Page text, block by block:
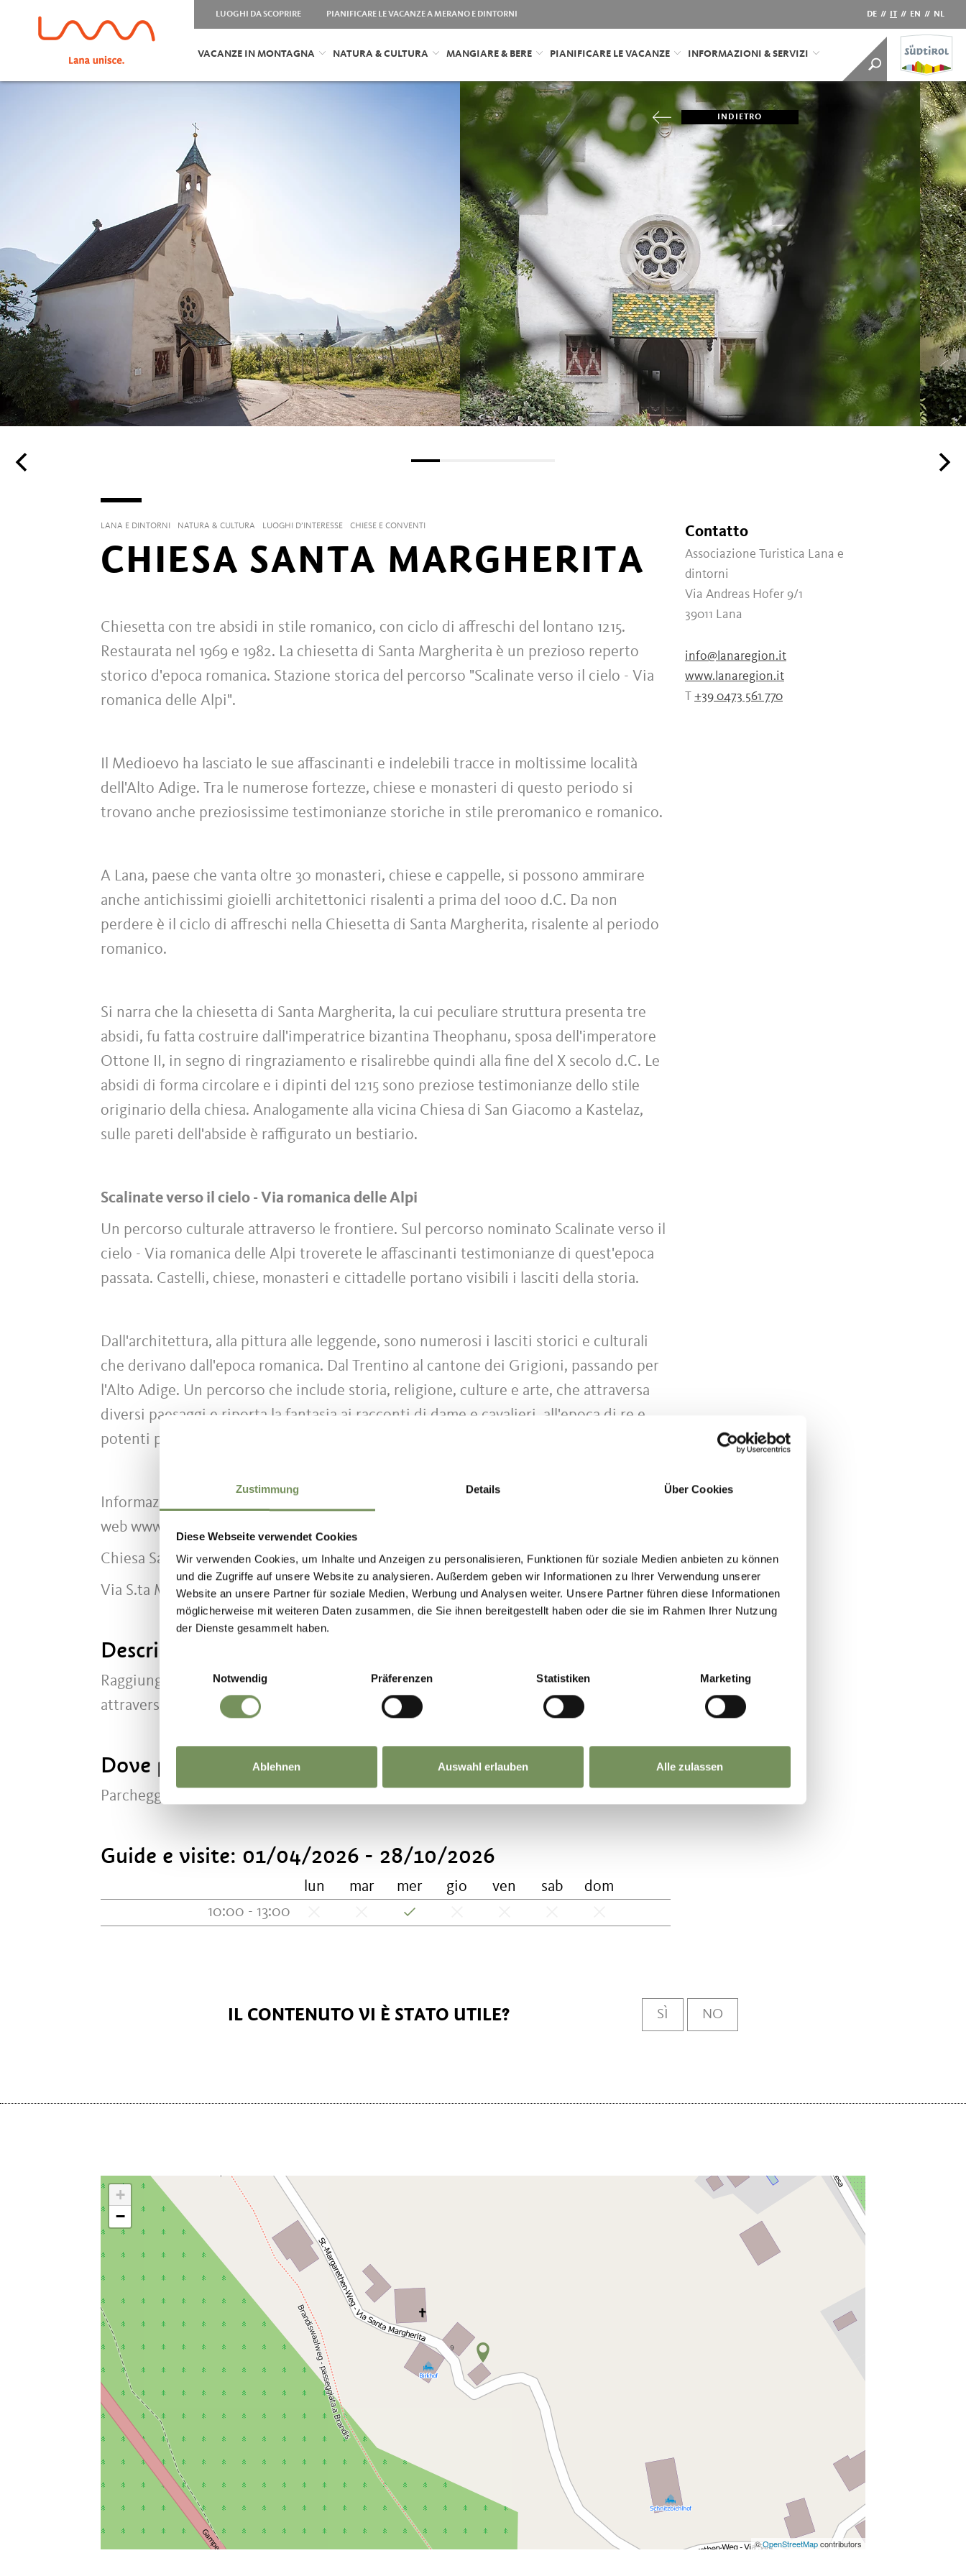
Zustimmung Details Über Cookies
Diese Webseite verwendet Cookies
Wir verwenden Cookies, um Inhalte und Anzeigen zu personalisieren, Funktionen für soziale Medien anbieten zu können
und die Zugriffe auf unsere Website zu analysieren. Außerdem geben wir Informationen zu Ihrer Verwendung unserer
Website an unsere Partner für soziale Medien, Werbung und Analysen weiter. Unsere Partner führen diese Informationen
möglicherweise mit weiteren Daten zusammen, die Sie ihnen bereitgestellt haben oder die sie im Rahmen Ihrer Nutzung
der Dienste gesammelt haben.
Notwendig
Präferenzen Statistiken Marketing
Ablehnen Auswahl erlauben Alle zulassen
LUOGHI DA SCOPRIRE PIANIFICARE LE VACANZE A MERANO E DINTORNI DE // IT // EN // NL
VACANZE IN MONTAGNA NATURA & CULTURA MANGIARE & BERE PIANIFICARE LE VACANZE INFORMAZIONI & SERVIZI
INDIETRO
LANA E DINTORNI NATURA & CULTURA LUOGHI D’INTERESSE CHIESE E CONVENTI
CHIESA SANTA MARGHERITA
Chiesetta con tre absidi in stile romanico, con ciclo di affreschi del lontano 1215.
Restaurata nel 1969 e 1982. La chiesetta di Santa Margherita è un prezioso reperto
storico d'epoca romanica. Stazione storica del percorso "Scalinate verso il cielo - Via
romanica delle Alpi".
Il Medioevo ha lasciato le sue affascinanti e indelebili tracce in moltissime località
dell'Alto Adige. Tra le numerose fortezze, chiese e monasteri di questo periodo si
trovano anche preziosissime testimonianze storiche in stile preromanico e romanico.
A Lana, paese che vanta oltre 30 monasteri, chiese e cappelle, si possono ammirare
anche antichissimi gioielli architettonici risalenti a prima del 1000 d.C. Da non
perdere è il ciclo di affreschi nella Chiesetta di Santa Margherita, risalente al periodo
romanico.
Si narra che la chiesetta di Santa Margherita, la cui peculiare struttura presenta tre
absidi, fu fatta costruire dall'imperatrice bizantina Theophanu, sposa dell'imperatore
Ottone II, in segno di ringraziamento e risalirebbe quindi alla fine del X secolo d.C. Le
absidi di forma circolare e i dipinti del 1215 sono preziose testimonianze dello stile
originario della chiesa. Analogamente alla vicina Chiesa di San Giacomo a Kastelaz,
sulle pareti dell'abside è raffigurato un bestiario.
Scalinate verso il cielo - Via romanica delle Alpi
Un percorso culturale attraverso le frontiere. Sul percorso nominato Scalinate verso il
cielo - Via romanica delle Alpi troverete le affascinanti testimonianze di quest'epoca
passata. Castelli, chiese, monasteri e cittadelle portano visibili i lasciti della storia.
Dall'architettura, alla pittura alle leggende, sono numerosi i lasciti storici e culturali
che derivano dall'epoca romanica. Dal Trentino al cantone dei Grigioni, passando per
l'Alto Adige. Un percorso che include storia, religione, culture e arte, che attraversa
diversi paesaggi e riporta la fantasia ai racconti di dame e cavalieri, all'epoca di re e
potenti papi.
Informazioni dettagliate e cartina panoramica presso gli uffici informazioni e sul sito
web www.stiegenzumhimmel.it . Scopri il nostro tour virtuale >
Chiesa Santa Margherita
Via S.ta Margherita 9
Descrizione d'arrivo
Raggiungibile a piedi attraverso il sentiero della roggia di Brandis o in macchina
attraverso la via S.ta Margherita.
Dove parcheggiare
Parcheggio limitato!
Guide e visite: 01/04/2026 - 28/10/2026
lun mar mer gio ven sab
dom
10:00 - 13:00
Contatto
Associazione Turistica Lana e
dintorni
Via Andreas Hofer 9/1
39011 Lana
info@lanaregion.it
www.lanaregion.it
T +39 0473 561 770
IL CONTENUTO VI È STATO UTILE? SÌ NO
+
−
©OpenStreetMapcontributors